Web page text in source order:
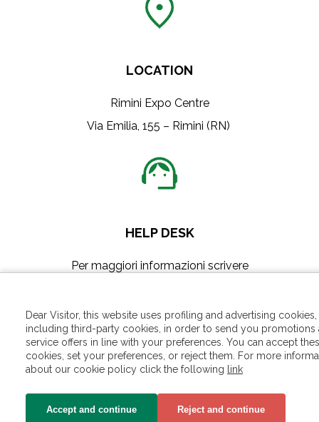
Dear Visitor, this website uses profiling and advertising cookies,
including third-party cookies, in order to send you promotions
service offers in line with your preferences. You can accept
cookies, set your preferences, or reject them. For more
about our cookie policy click the following link
Accept and continue Reject and continue
LOCATION
Rimini Expo Centre
Via Emilia, 155 – Rimini (RN)
HELP DESK
Per maggiori informazioni scrivere